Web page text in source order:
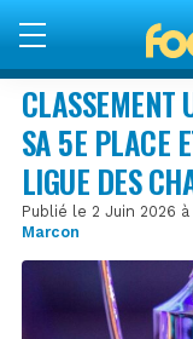
CLASSEMENT
SA 5E PLACE
LIGUE DES
Publié le 2 Juin 2026
Marcon